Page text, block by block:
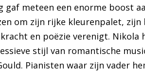
gaf meteen een enorme boost
om zijn rijke kleurenpalet, zijn
en poëzie verenigt. Nikola
stijl van romantische
Pianisten waar zijn vader